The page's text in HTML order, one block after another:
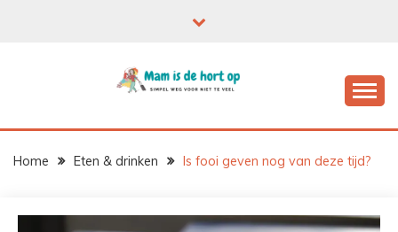
Home Eten & drinken Is fooi geven nog van deze tijd?